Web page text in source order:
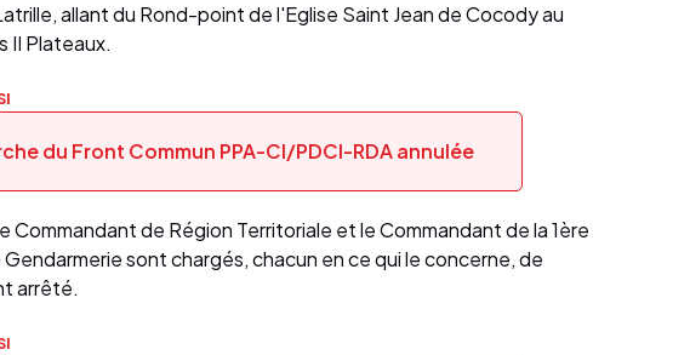
allant du Rond-point de l'Eglise Saint Jean de Cocody au
II Plateaux.
du Front Commun PPA-CI/PDCI-RDA annulée
Commandant de Région Territoriale et le Commandant de la 1ère
sont chargés, chacun en ce qui le concerne, de
arrêté.